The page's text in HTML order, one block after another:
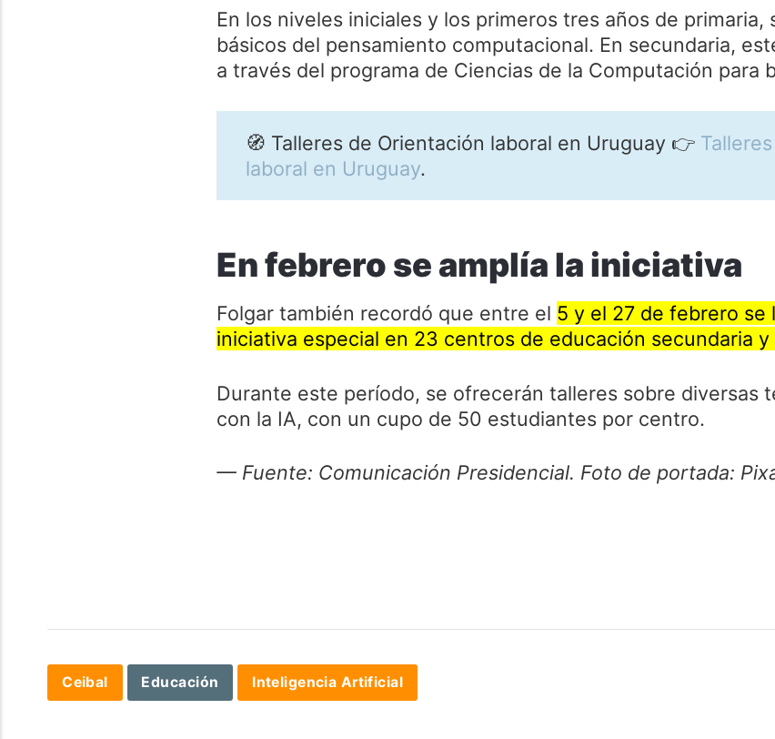
En los niveles iniciales y los primeros tres años de
básicos del pensamiento computacional. En secundaria,
a través del programa de Ciencias de la Computación para
🧭 Talleres de Orientación laboral en Uruguay 👉
laboral en Uruguay.
En febrero se amplía la iniciativa
Folgar también recordó que entre el 5 y el 27 de febrero se
iniciativa especial en 23 centros de educación secundaria y
Durante este período, se ofrecerán talleres sobre diversas
con la IA, con un cupo de 50 estudiantes por centro.
— Fuente: Comunicación Presidencial. Foto de portada:
Ceibal Educación Inteligencia Artificial